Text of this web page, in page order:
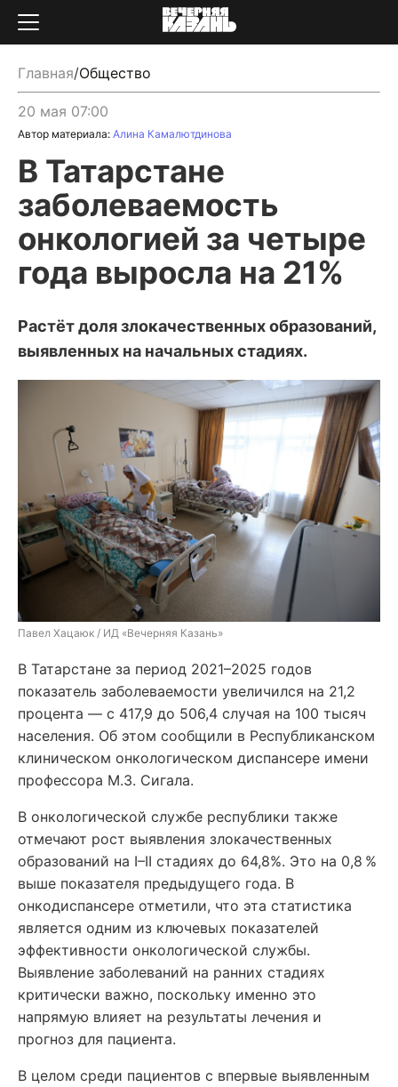
Главная/Общество
20 мая 07:00
Автор материала: Алина Камалютдинова
В Татарстане
заболеваемость
онкологией за четыре
года выросла на 21%
Растёт доля злокачественных образований,
выявленных на начальных стадиях.
Павел Хацаюк / ИД «Вечерняя Казань»
В Татарстане за период 2021–2025 годов
показатель заболеваемости увеличился на 21,2
процента — с 417,9 до 506,4 случая на 100 тысяч
населения. Об этом сообщили в Республиканском
клиническом онкологическом диспансере имени
профессора М.З. Сигала.
В онкологической службе республики также
отмечают рост выявления злокачественных
образований на I–II стадиях до 64,8%. Это на 0,8 %
выше показателя предыдущего года. В
онкодиспансере отметили, что эта статистика
является одним из ключевых показателей
эффективности онкологической службы.
Выявление заболеваний на ранних стадиях
критически важно, поскольку именно это
напрямую влияет на результаты лечения и
прогноз для пациента.
В целом среди пациентов с впервые выявленным